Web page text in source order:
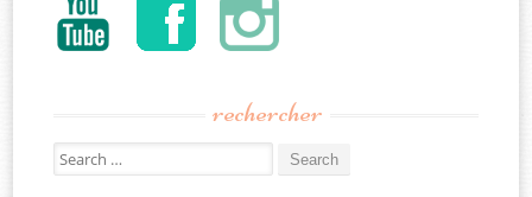
rechercher
Search
for: